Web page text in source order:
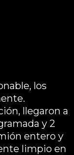
los
llegaron a
y 2
entero y
limpio en